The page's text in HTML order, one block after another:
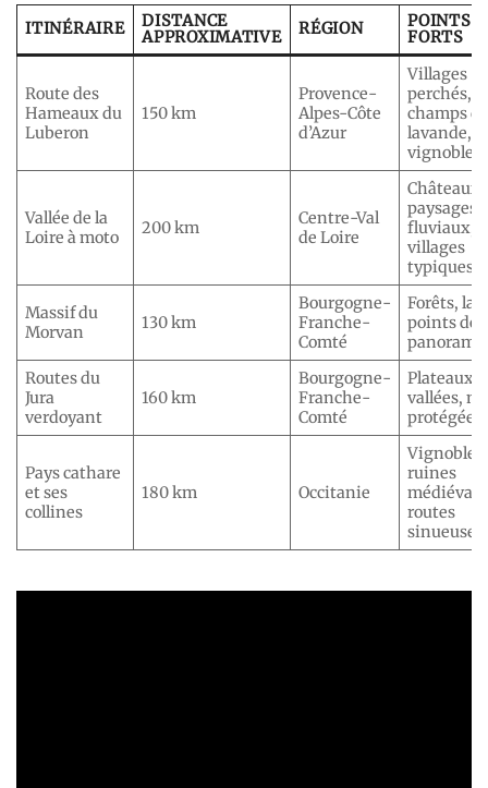
ITINÉRAIRE
DISTANCE
APPROXIMATIVE
RÉGION
POINTS
FORTS
Route des
Hameaux du
Luberon
150 km
Provence-
Alpes-Côte
d’Azur
Villages
perchés,
champs
lavande,
vignobles
Vallée de la
Loire à moto
200 km
Centre-Val
de Loire
Châteaux,
paysages
fluviaux,
villages
typiques
Massif du
Morvan
130 km
Bourgogne-
Franche-
Comté
Forêts,
points de
Routes du
Jura
verdoyant
160 km
Bourgogne-
Franche-
Comté
Plateaux,
vallées,
protégée
Pays cathare
et ses
collines
180 km Occitanie
Vignobles,
ruines
routes
sinueuses